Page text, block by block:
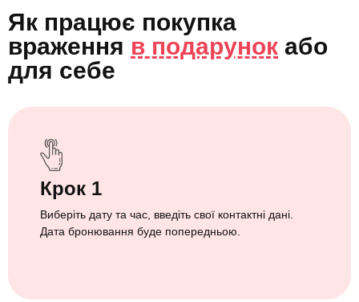
Як працює покупка
враження в подарунок або
для себе
Крок 1
Виберіть дату та час, введіть свої контактні дані.
Дата бронювання буде попередньою.